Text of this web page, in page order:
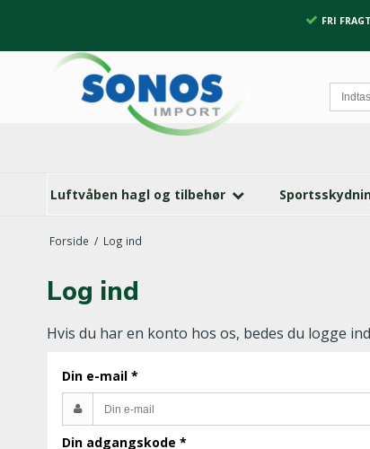
FRI
Luftvåben hagl og tilbehør
Forside / Log ind
Log ind
Hvis du har en konto hos os, bedes du logge
Din e-mail *
Din adgangskode *